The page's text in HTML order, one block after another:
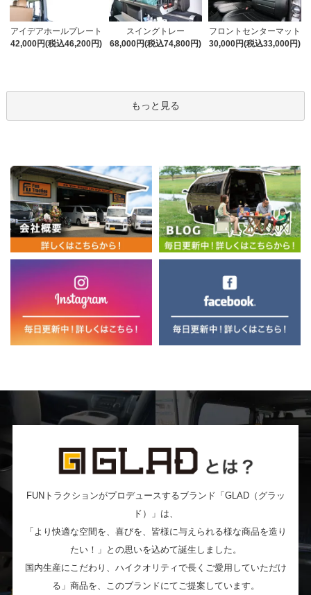
アイデアホールプレート
42,000円(税込46,200円)
スイングトレー
68,000円(税込74,800円)
フロントセンターマット
30,000円(税込33,000円)
もっと見る
FUNトラクションがプロデュースするブランド「GLAD（グラッ
ド）」は、
「より快適な空間を、喜びを、皆様に与えられる様な商品を造り
たい！」との思いを込めて誕生しました。
国内生産にこだわり、ハイクオリティで長くご愛用していただけ
る」商品を、このブランドにてご提案しています。